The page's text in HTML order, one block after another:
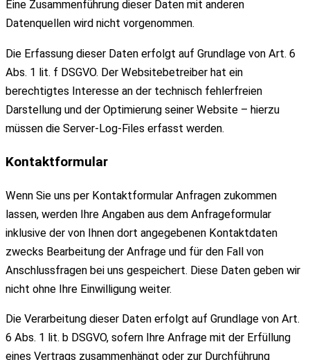
Eine Zusammenführung dieser Daten mit anderen
Datenquellen wird nicht vorgenommen.
Die Erfassung dieser Daten erfolgt auf Grundlage von Art. 6
Abs. 1 lit. f DSGVO. Der Websitebetreiber hat ein
berechtigtes Interesse an der technisch fehlerfreien
Darstellung und der Optimierung seiner Website – hierzu
müssen die Server-Log-Files erfasst werden.
Kontaktformular
Wenn Sie uns per Kontaktformular Anfragen zukommen
lassen, werden Ihre Angaben aus dem Anfrageformular
inklusive der von Ihnen dort angegebenen Kontaktdaten
zwecks Bearbeitung der Anfrage und für den Fall von
Anschlussfragen bei uns gespeichert. Diese Daten geben wir
nicht ohne Ihre Einwilligung weiter.
Die Verarbeitung dieser Daten erfolgt auf Grundlage von Art.
6 Abs. 1 lit. b DSGVO, sofern Ihre Anfrage mit der Erfüllung
eines Vertrags zusammenhängt oder zur Durchführung